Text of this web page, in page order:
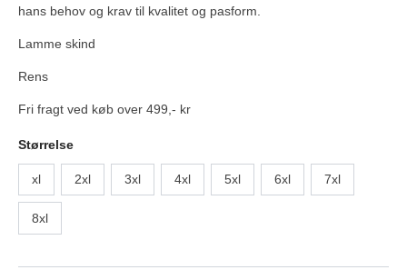
hans behov og krav til kvalitet og pasform.
Lamme skind
Rens
Fri fragt ved køb over 499,- kr
Størrelse
xl 2xl 3xl 4xl 5xl 6xl 7xl
8xl